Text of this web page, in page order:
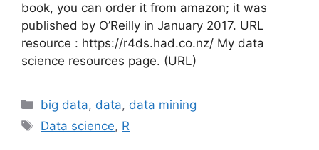
book, you can order it from amazon; it was
published by O’Reilly in January 2017. URL
resource : https://r4ds.had.co.nz/ My data
science resources page. (URL)
Categories
big data, data, data mining
Tags
Data science, R